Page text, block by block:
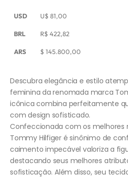
USD U$ 81,00
BRL R$ 422,82
ARS $ 145.800,00
Descubra elegância e estilo
feminina da renomada marca
icônica combina perfeitamente
com design sofisticado.
Confeccionada com os melhores
Tommy Hilfiger é sinônimo de
caimento impecável valoriza a
destacando seus melhores
sofisticação. Além disso, seu